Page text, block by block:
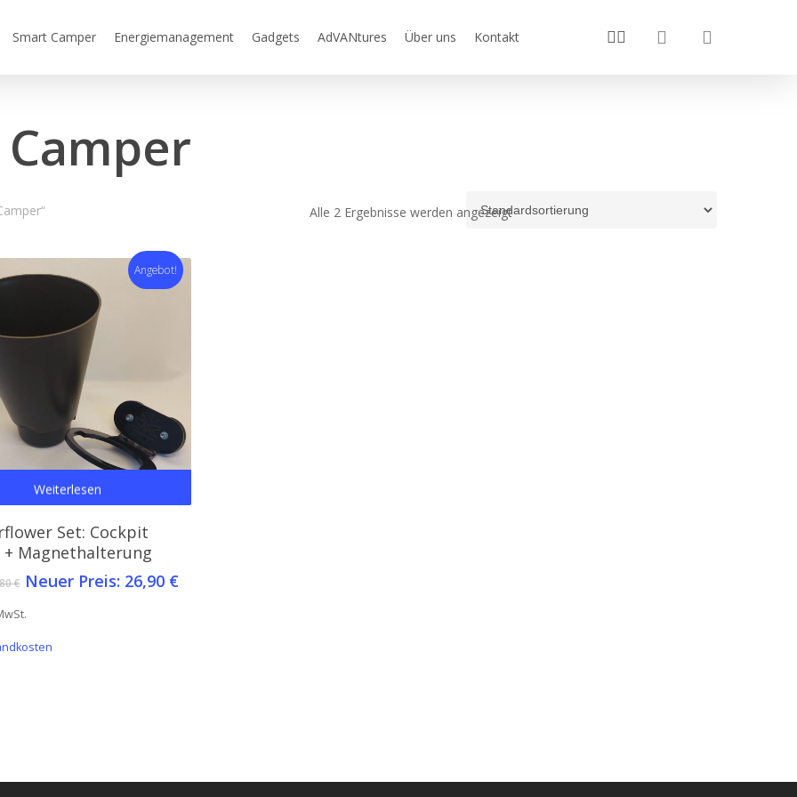
Smart Camper Energiemanagement Gadgets AdVANtures Über uns Kontakt youtube
instagram search
Alle 2 Ergebnisse werden angezeigt
Angebot!
Weiterlesen
Set: Cockpit
+ Magnethalterung
€ Ursprünglicher
war:
28,80 €
Neuer Preis: 26,90 €Aktueller